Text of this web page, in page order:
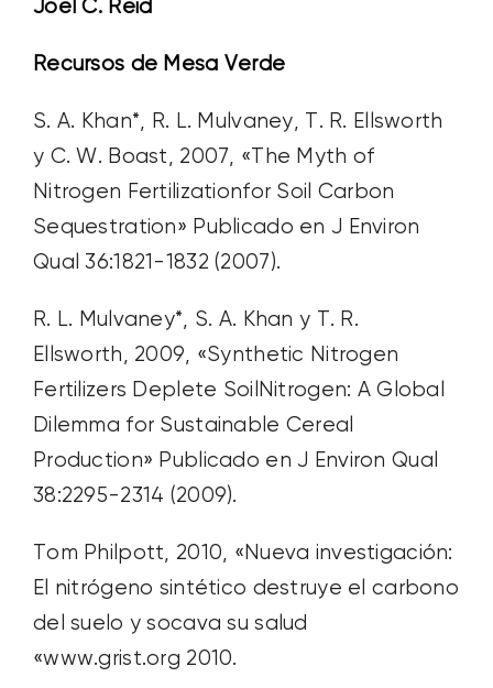
Joel C. Reid
Recursos de Mesa Verde
S. A. Khan*, R. L. Mulvaney, T. R. Ellsworth
y C. W. Boast, 2007, «The Myth of
Nitrogen Fertilizationfor Soil Carbon
Sequestration» Publicado en J Environ
Qual 36:1821-1832 (2007).
R. L. Mulvaney*, S. A. Khan y T. R.
Ellsworth, 2009, «Synthetic Nitrogen
Fertilizers Deplete SoilNitrogen: A Global
Dilemma for Sustainable Cereal
Production» Publicado en J Environ Qual
38:2295-2314 (2009).
Tom Philpott, 2010, «Nueva investigación:
El nitrógeno sintético destruye el carbono
del suelo y socava su salud
«www.grist.org 2010.